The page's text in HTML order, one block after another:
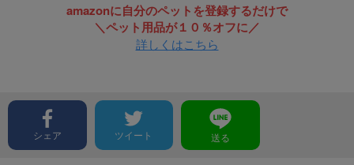
amazonに自分のペットを登録するだけで
＼ペット用品が１０％オフに／
詳しくはこちら
シェア ツイート 送る